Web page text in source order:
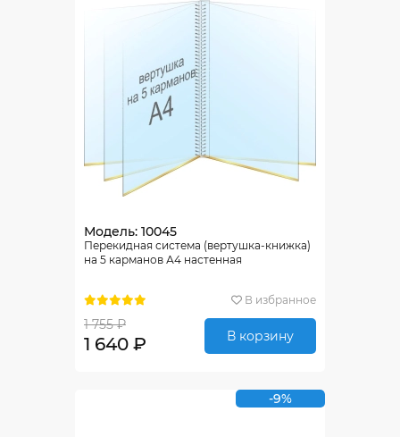
Модель: 10045
Перекидная система (вертушка-книжка)
на 5 карманов А4 настенная
В избранное
1 755 ₽
1 640 ₽ В корзину
-9%